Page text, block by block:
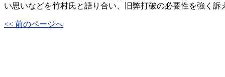
い思いなどを竹村氏と語り合い、旧弊打破の必要性を強く訴
<< 前のページへ